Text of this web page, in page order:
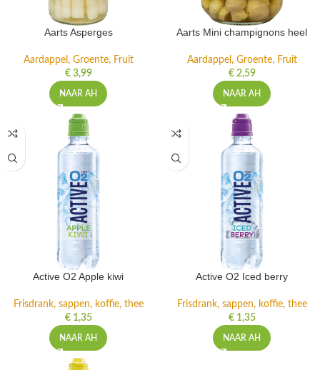
Aarts Asperges
Aardappel, Groente, Fruit
€3,99
NAAR AH
Aarts Mini champignons heel
Aardappel, Groente, Fruit
€2,59
NAAR AH
Active O2 Apple kiwi
Frisdrank, sappen, koffie, thee
€1,35
NAAR AH
Active O2 Iced berry
Frisdrank, sappen, koffie, thee
€1,35
NAAR AH